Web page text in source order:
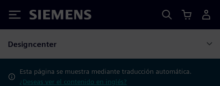
Siemens
Designcenter
Esta página se muestra mediante traducción automática.
¿Deseas ver el contenido en inglés?